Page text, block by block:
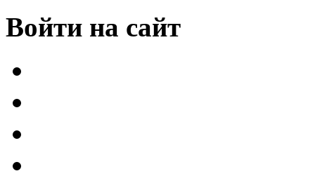
Войти на сайт